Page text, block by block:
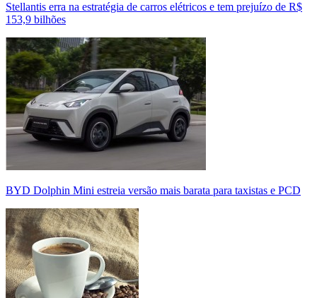
Stellantis erra na estratégia de carros elétricos e tem prejuízo de R$
153,9 bilhões
BYD Dolphin Mini estreia versão mais barata para taxistas e PCD